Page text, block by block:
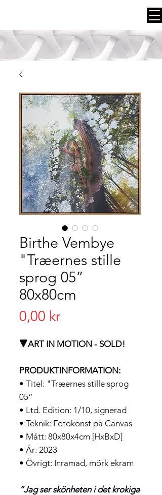
Birthe Vembye
"Træernes stille
sprog 05”
80x80cm
0,00 krPris
🔻ART IN MOTION - SOLD!
PRODUKTINFORMATION:
• Titel: "Træernes stille sprog
05”
• Ltd. Edition: 1/10, signerad
• Teknik: Fotokonst på Canvas
• Mått: 80x80x4cm [HxBxD]
• År: 2023
• Övrigt: Inramad, mörk ekram
”Jag ser skönheten i det krokiga